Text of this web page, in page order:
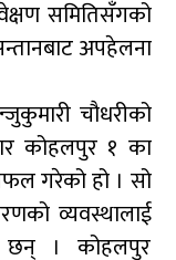
समितिसँगको
अपहेलना
चौधरीको
कोहलपुर १ का
गरेको हो । सो
व्यवस्थालाई
छन् । कोहलपुर